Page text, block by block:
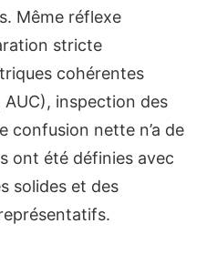
Même réflexe
stricte
cohérentes
inspection des
confusion nette n’a de
ont été définies avec
solides et des